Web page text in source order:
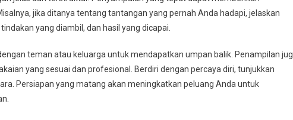
jika ditanya tentang tantangan yang pernah Anda hadapi, jelaskan
yang diambil, dan hasil yang dicapai.
teman atau keluarga untuk mendapatkan umpan balik. Penampilan
yang sesuai dan profesional. Berdiri dengan percaya diri, tunjukkan
Persiapan yang matang akan meningkatkan peluang Anda untuk